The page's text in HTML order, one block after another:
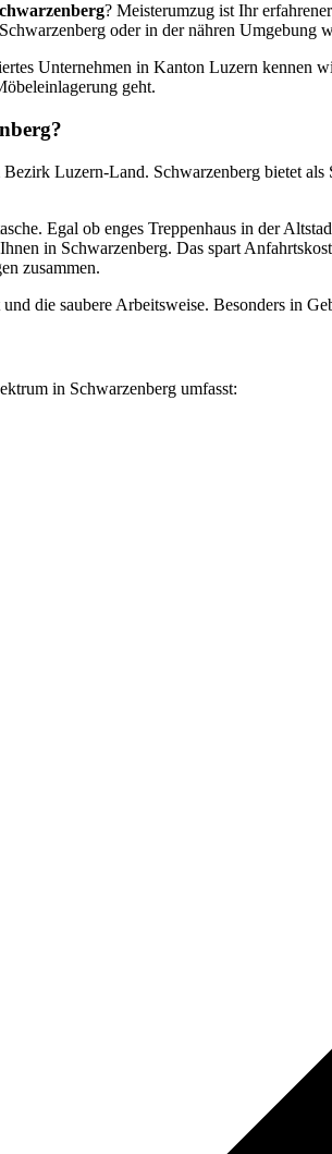
? Meisterumzug ist Ihr
oder in der nähren Umgebung
Unternehmen in Kanton Luzern kennen
geht.
Luzern-Land. Schwarzenberg bietet
Egal ob enges Treppenhaus in der
in Schwarzenberg. Das spart
zusammen.
die saubere Arbeitsweise. Besonders in
in Schwarzenberg umfasst: